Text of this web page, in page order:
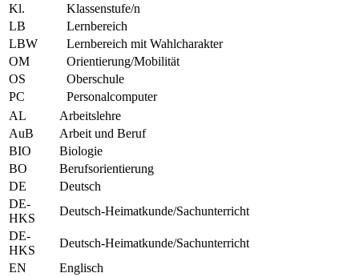
Kl.
Klassenstufe/n
LB
Lernbereich
LBW
Lernbereich mit Wahlcharakter
OM
Orientierung/Mobilität
OS
Oberschule
PC
Personalcomputer
AL
Arbeitslehre
AuB
Arbeit und Beruf
BIO
Biologie
BO
Berufsorientierung
DE
Deutsch
DE-
HKS
Deutsch-Heimatkunde/Sachunterricht
DE-
HKS
Deutsch-Heimatkunde/Sachunterricht
EN
Englisch